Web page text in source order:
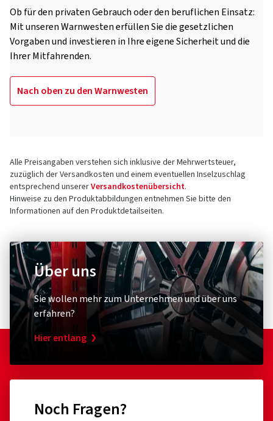
Ob für den privaten Gebrauch oder den beruflichen Einsatz:
Mit unseren Warnwesten erfüllen Sie die gesetzlichen
Vorgaben und investieren in Ihre eigene Sicherheit und die
Ihrer Mitfahrenden.
Nach oben zu den Warnwesten
Alle Preisangaben verstehen sich inklusive der Mehrwertsteuer,
zuzüglich der Versandkosten und einem eventuellen Inselzuschlag
entsprechend unsererVersandkostenübersicht.
Hinweise zu den Produktabbildungen entnehmen Sie bitte den
Informationen auf den Produktdetailseiten.
Über uns
Sie wollen mehr zum Unternehmen und über uns
erfahren?
Hier entlang
Noch Fragen?